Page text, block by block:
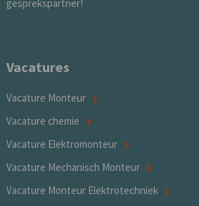
gesprekspartner!
Vacatures
Vacature Monteur
Vacature chemie
Vacature Elektromonteur
Vacature Mechanisch Monteur
Vacature Monteur Elektrotechniek